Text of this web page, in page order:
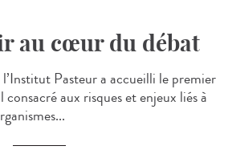
au cœur du débat
Pasteur a accueilli le premier
aux risques et enjeux liés à